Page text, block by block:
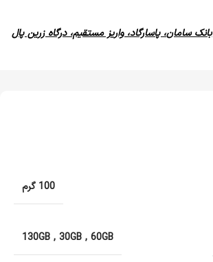
بانک سامان، پاسارگاد، واریز مستقیم، درگاه زرین پال
100 گرم
130GB , 30GB , 60GB